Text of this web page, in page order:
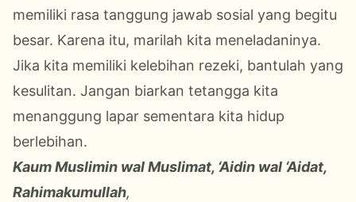
memiliki rasa tanggung jawab sosial yang begitu
besar. Karena itu, marilah kita meneladaninya.
Jika kita memiliki kelebihan rezeki, bantulah yang
kesulitan. Jangan biarkan tetangga kita
menanggung lapar sementara kita hidup
berlebihan.
Kaum Muslimin wal Muslimat, ‘Aidin wal ‘Aidat,
Rahimakumullah,